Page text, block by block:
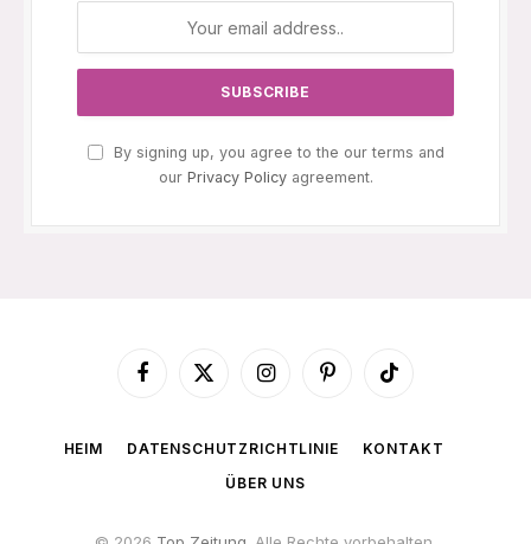
By signing up, you agree to the our terms and
our Privacy Policyagreement.
Facebook
X
InstagramPinterestTikTok
HEIM DATENSCHUTZRICHTLINIE
KONTAKT
ÜBER UNS